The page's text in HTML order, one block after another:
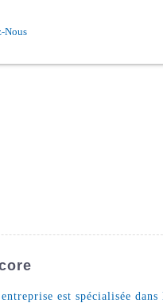
Nous
est spécialisée dans